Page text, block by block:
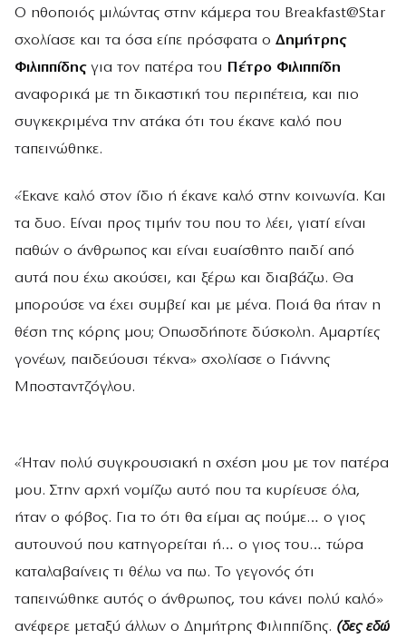
Ο ηθοποιός μιλώντας στην κάμερα του Breakfast@Star
σχολίασε και τα όσα είπε πρόσφατα ο Δημήτρης
Φιλιππίδηςγια τον πατέρα του Πέτρο Φιλιππίδη
αναφορικά με τη δικαστική του περιπέτεια, και πιο
συγκεκριμένα την ατάκα ότι του έκανε καλό που
ταπεινώθηκε.
«Έκανε καλό στον ίδιο ή έκανε καλό στην κοινωνία. Και
τα δυο. Είναι προς τιμήν του που το λέει, γιατί είναι
παθών ο άνθρωπος και είναι ευαίσθητο παιδί από
αυτά που έχω ακούσει, και ξέρω και διαβάζω. Θα
μπορούσε να έχει συμβεί και με μένα. Ποιά θα ήταν η
θέση της κόρης μου; Οπωσδήποτε δύσκολη. Αμαρτίες
γονέων, παιδεύουσι τέκνα» σχολίασε ο Γιάννης
Μποσταντζόγλου.
«Ήταν πολύ συγκρουσιακή η σχέση μου με τον πατέρα
μου. Στην αρχή νομίζω αυτό που τα κυρίευσε όλα,
ήταν ο φόβος. Για το ότι θα είμαι ας πούμε… ο γιος
αυτουνού που κατηγορείται ή… ο γιος του… τώρα
καταλαβαίνεις τι θέλω να πω. Το γεγονός ότι
ταπεινώθηκε αυτός ο άνθρωπος, του κάνει πολύ καλό»
ανέφερε μεταξύ άλλων ο Δημήτρης Φιλιππίδης. (δες εδώ